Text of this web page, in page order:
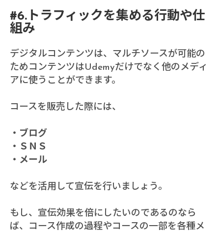
#6.トラフィックを集める行動や仕
組み
デジタルコンテンツは、マルチソースが可能の
ためコンテンツはUdemyだけでなく他のメディ
アに使うことができます。
コースを販売した際には、
・ブログ
・ＳＮＳ
・メール
などを活用して宣伝を行いましょう。
もし、宣伝効果を倍にしたいのであるのなら
ば、コース作成の過程やコースの一部を各種メ